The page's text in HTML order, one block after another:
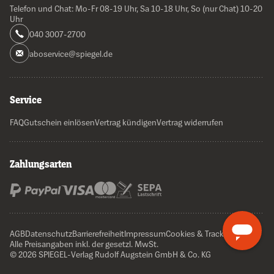
Telefon und Chat: Mo-Fr 08-19 Uhr, Sa 10-18 Uhr, So (nur Chat) 10-20
Uhr
040 3007-2700
aboservice@spiegel.de
Service
FAQGutschein einlösenVertrag kündigenVertrag widerrufen
Zahlungsarten
AGBDatenschutzBarrierefreiheitImpressumCookies & Tracking
Alle Preisangaben inkl. der gesetzl. MwSt.
© 2026 SPIEGEL-Verlag Rudolf Augstein GmbH & Co. KG